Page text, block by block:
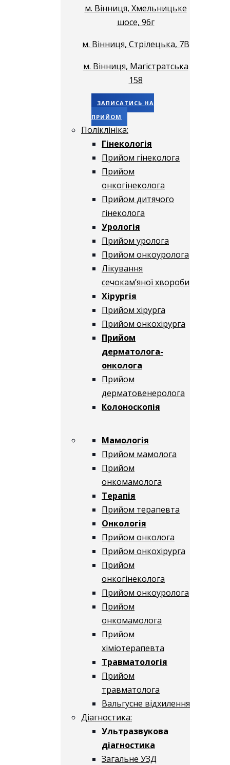
м. Вінниця, Хмельницьке
шосе, 96г
м. Вінниця, Стрілецька, 7В
м. Вінниця, Магістратська
158
ЗАПИСАТИСЬ НА
ПРИЙОМ
Поліклініка:
Гінекологія
Прийом гінеколога
Прийом
онкогінеколога
Прийом дитячого
гінеколога
Урологія
Прийом уролога
Прийом онкоуролога
Лікування
сечокам’яної хвороби
Хірургія
Прийом хірурга
Прийом онкохірурга
Прийом
дерматолога-
онколога
Прийом
дерматовенеролога
Колоноскопія
Мамологія
Прийом мамолога
Прийом
онкомамолога
Терапія
Прийом терапевта
Онкологія
Прийом онколога
Прийом онкохірурга
Прийом
онкогінеколога
Прийом онкоуролога
Прийом
онкомамолога
Прийом
хіміотерапевта
Травматологія
Прийом
травматолога
Вальгусне відхилення
Діагностика:
Ультразвукова
діагностика
Загальне УЗД